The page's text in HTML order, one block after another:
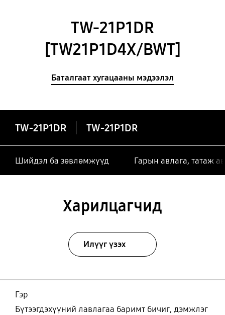
TW-21P1DR
[TW21P1D4X/BWT]
Баталгаат хугацааны мэдээлэл
TW-21P1DR TW-21P1DR
Шийдэл ба зөвлөмжүүд Гарын авлага, татаж
Харилцагчид
Илүүг үзэх
Гэр
Бүтээгдэхүүний лавлагаа баримт бичиг, дэмжлэг